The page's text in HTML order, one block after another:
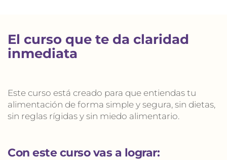
El curso que te da claridad
inmediata
Este curso está creado para que entiendas tu
alimentación de forma simple y segura, sin dietas,
sin reglas rígidas y sin miedo alimentario.
Con este curso vas a lograr: